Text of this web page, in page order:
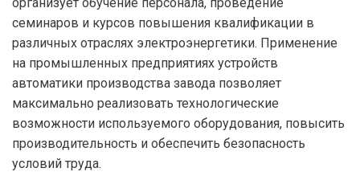
семинаров и курсов повышения квалификации в
различных отраслях электроэнергетики. Применение
на промышленных предприятиях устройств
автоматики производства завода позволяет
максимально реализовать технологические
возможности используемого оборудования, повысить
производительность и обеспечить безопасность
условий труда.